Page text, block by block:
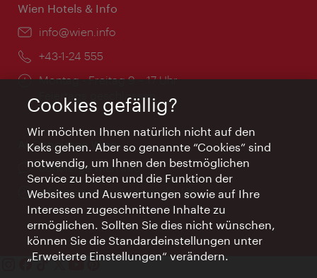
Wien Hotels & Info
Email:
info@wien.info
Telefon:
+43-1-24 555
Öffnungszeiten:
Montag - Freitag 9 – 17 Uhr
Feiertags geschlossen
AI Concierge Wien
Ort:
concierge.wien.info
Öffnungszeiten:
Informationen rund um die Uhr
Cookies gefällig?
Wir möchten Ihnen natürlich nicht auf den
Keks gehen. Aber so genannte “Cookies” sind
notwendig, um Ihnen den bestmöglichen
Service zu bieten und die Funktion der
Websites und Auswertungen sowie auf Ihre
Interessen zugeschnittene Inhalte zu
ermöglichen. Sollten Sie dies nicht wünschen,
können Sie die Standardeinstellungen unter
„Erweiterte Einstellungen“ verändern.